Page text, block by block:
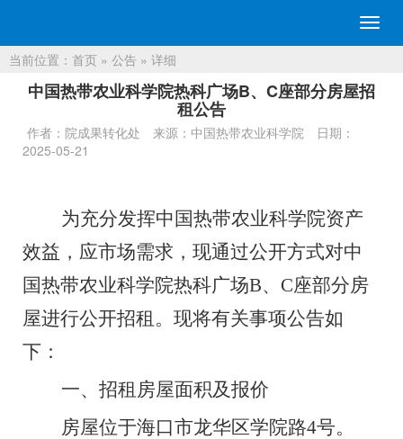
切
换
当前位置： 首页 » 公告 » 详细
中国热带农业科学院热科广场B、C座部分房屋招
租公告
作者：院成果转化处 来源：中国热带农业科学院
日期：
2025-05-21
为充分发挥中国热带农业科学院资产
效益，应市场需求，现通过公开方式对中
国热带农业科学院热科广场B、 C座部分房
屋进行公开招租。现将有关事项公告如
下：
一、 招租房屋面积及报价
房屋位于海口市龙华区学院路4号。